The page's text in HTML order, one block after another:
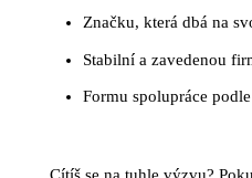
Značku, která dbá na
Stabilní a zavedenou
Formu spolupráce